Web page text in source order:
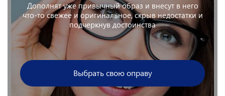
Дополнят уже привычный образ и внесут в него
что-то свежее и оригинальное, скрыв недостатки и
подчеркнув достоинства
Выбрать свою оправу